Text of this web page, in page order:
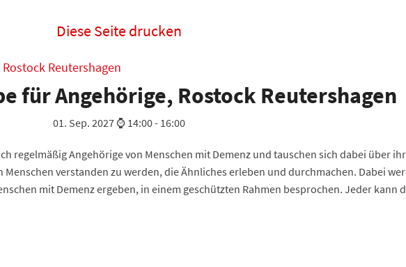
Diese Seite drucken
Reutershagen
für Angehörige, Rostock Reutershagen
01. Sep. 2027 ⌚ 14:00- 16:00
regelmäßig Angehörige von Menschen mit Demenz und tauschen sich dabei über
verstanden zu werden, die Ähnliches erleben und durchmachen. Dabei
mit Demenz ergeben, in einem geschützten Rahmen besprochen. Jeder kann